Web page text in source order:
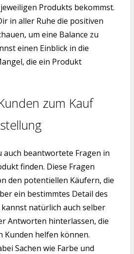
Produkts bekommst.
in aller Ruhe die positiven
um eine Balance zu
einen Einblick in die
die ein Produkt
zum Kauf
auch beantwortete Fragen in
finden. Diese Fragen
den potentiellen Käufern, die
ein bestimmtes Detail des
natürlich auch selber
Antworten hinterlassen, die
Kunden helfen können.
Sachen wie Farbe und